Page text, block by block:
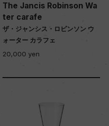
The Jancis Robinson Wa
ter carafe
ザ・ジャンシス・ロビンソン ウ
ォーター カラフェ
20,000 yen